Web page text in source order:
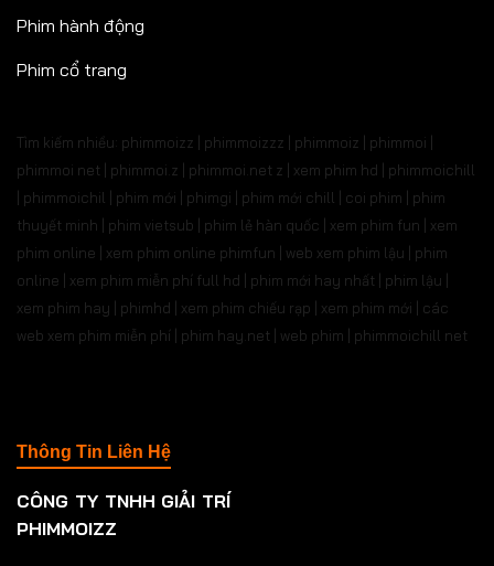
Phim hành động
Phim cổ trang
Tìm kiếm nhiều: phimmoizz | phimmoizzz | phimmoiz | phimmoi |
phimmoi net | phimmoi.z | phimmoi.net z | xem phim hd | phimmoichill
| phimmoichil | phim mới | phimgi | phim mới chill | coi phim | phim
thuyết minh | phim vietsub | phim lẻ hàn quốc | xem phim fun | xem
phim online | xem phim online phimfun | web xem phim lậu | phim
online | xem phim miễn phí full hd | phim mới hay nhất | phim lậu |
xem phim hay | phimhd | xem phim chiếu rạp | xem phim mới | các
web xem phim miễn phí | phim hay.net | web phim | phimmoichill net
Thông Tin Liên Hệ
CÔNG TY TNHH GIẢI TRÍ
PHIMMOIZZ